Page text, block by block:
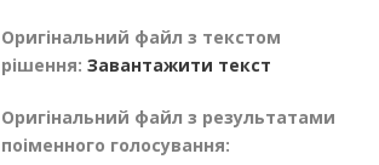
Оригінальний файл з текстом
рішення: Завантажити текст
Оригінальний файл з результатами
поіменного голосування: